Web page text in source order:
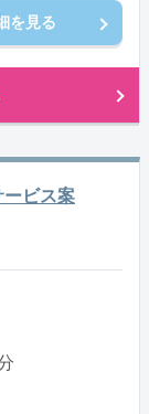
を見る
ビス案